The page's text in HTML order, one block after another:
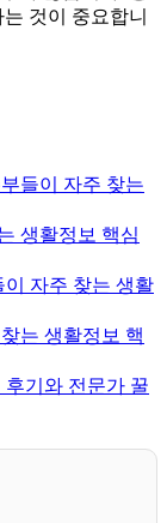
것이 중요합니
들이 자주 찾는
생활정보 핵심
자주 찾는 생활
는 생활정보 핵
기와 전문가 꿀